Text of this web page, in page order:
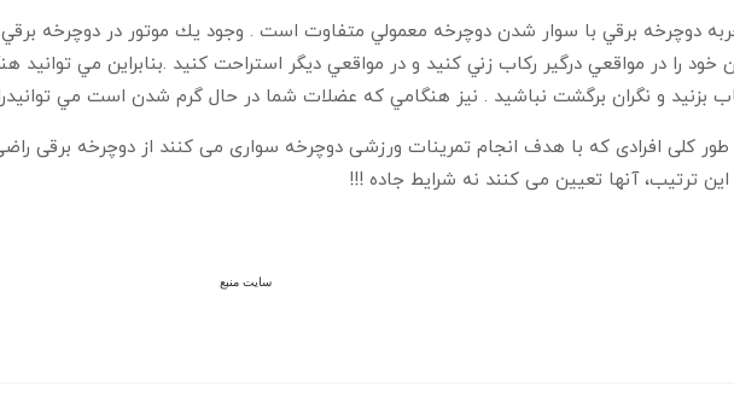
دوچرخه برقي با سوار شدن دوچرخه معمولي متفاوت است . وجود يك موتور در دوچرخه
خود را در مواقعي درگير ركاب زني كنيد و در مواقعي ديگر استراحت كنيد .بنابراين مي
بزنيد و نگران برگشت نباشيد . نيز هنگامي كه عضلات شما در حال گرم شدن است مي
طور كلی افرادی كه با هدف انجام تمرينات ورزشی دوچرخه سواری می كنند از دوچرخه برقی
اين ترتيب، آنها تعيين می كنند نه شرايط جاده !!!
سايت منبع